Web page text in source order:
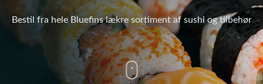
KONTAKT
Bestil fra hele Bluefins lækre sortiment af sushi og tilbehør